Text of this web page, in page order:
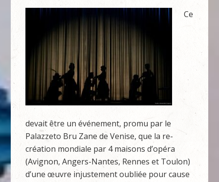
Ce
devait être un événement, promu par le
Palazzeto Bru Zane de Venise, que la re-
création mondiale par 4 maisons d’opéra
(Avignon, Angers-Nantes, Rennes et Toulon)
d’une œuvre injustement oubliée pour cause